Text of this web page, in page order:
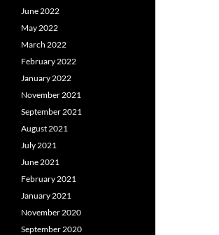
June 2022
May 2022
March 2022
February 2022
January 2022
November 2021
September 2021
August 2021
July 2021
June 2021
February 2021
January 2021
November 2020
September 2020